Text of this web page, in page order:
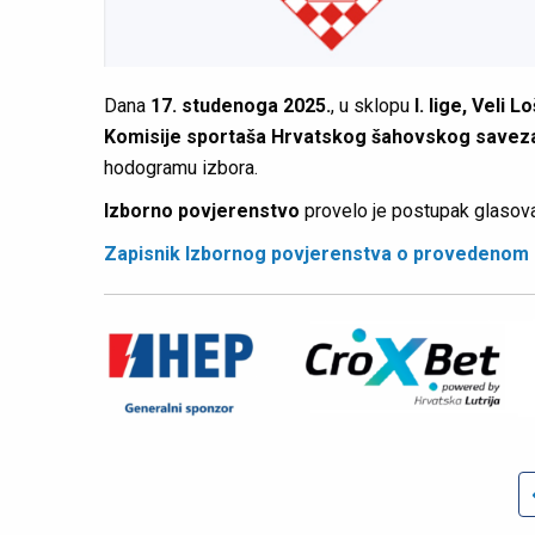
Dana 17. studenoga 2025., u sklopu I. lige, Veli
Komisije sportaša Hrvatskog šahovskog
hodogramu izbora.
Izborno povjerenstvo provelo je postupak
Zapisnik Izbornog povjerenstva o